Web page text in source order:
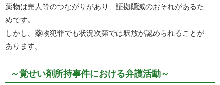
薬物は売人等のつながりがあり、証拠隠滅のおそれがあるた
めです。
しかし、薬物犯罪でも状況次第では釈放が認められることが
あります。
～覚せい剤所持事件における弁護活動～